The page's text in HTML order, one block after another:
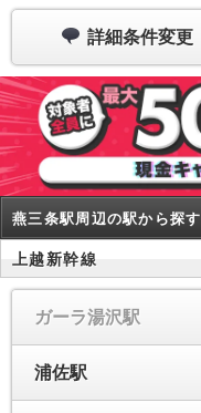
詳細条件変更
燕三条駅周辺の駅から探す
上越新幹線
ガーラ湯沢駅
浦佐駅